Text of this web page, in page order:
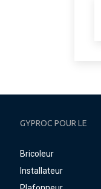
GYPROC POUR LE
Bricoleur
Installateur